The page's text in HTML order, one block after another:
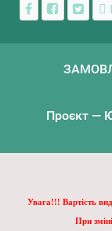
Проєкт —
Увага!!! Вартість
При